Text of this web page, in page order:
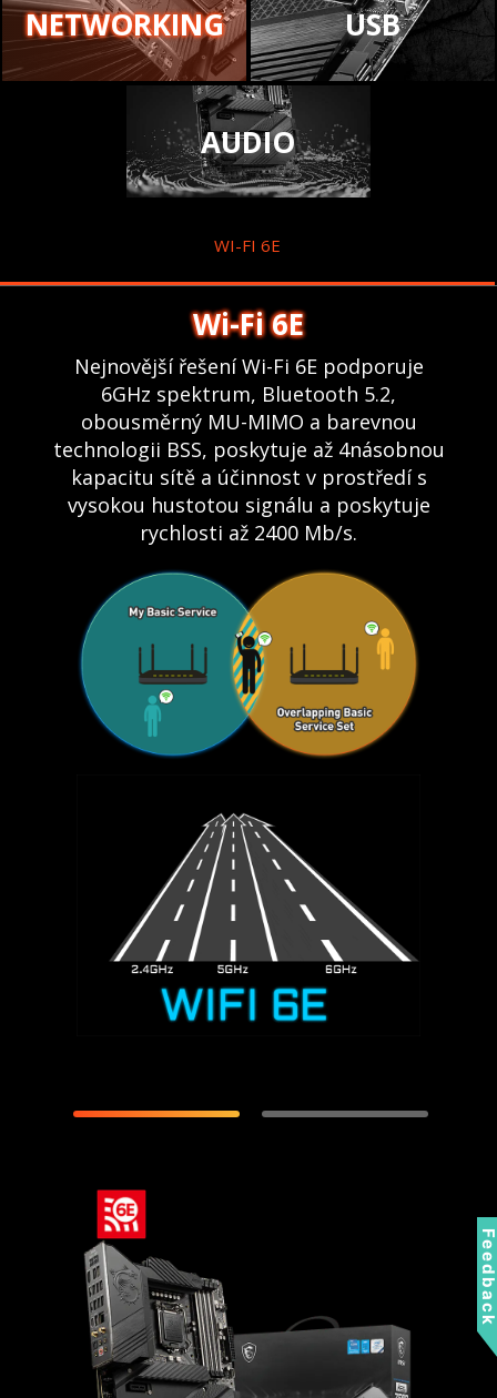
NETWORKING USB
AUDIO
WI-FI 6E
Wi-Fi 6E
Nejnovější řešení Wi-Fi 6E podporuje
6GHz spektrum, Bluetooth 5.2,
obousměrný MU-MIMO a barevnou
technologii BSS, poskytuje až 4násobnou
kapacitu sítě a účinnost v prostředí s
vysokou hustotou signálu a poskytuje
rychlosti až 2400 Mb/s.